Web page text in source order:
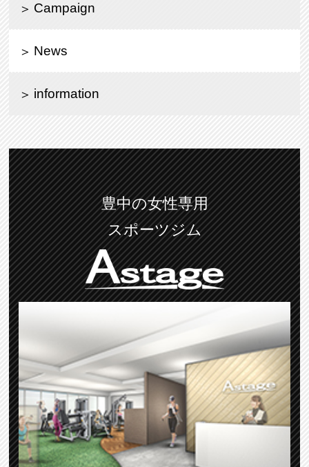
Campaign
News
information
豊中の女性専用
スポーツジム